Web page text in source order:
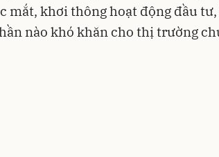
mắt, khơi thông hoạt động đầu
nào khó khăn cho thị trường